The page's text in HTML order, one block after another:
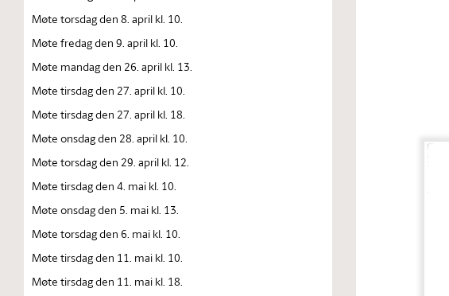
Møte torsdag den 8. april kl. 10.
Møte fredag den 9. april kl. 10.
Møte mandag den 26. april kl. 13.
Møte tirsdag den 27. april kl. 10.
Møte tirsdag den 27. april kl. 18.
Møte onsdag den 28. april kl. 10.
Møte torsdag den 29. april kl. 12.
Møte tirsdag den 4. mai kl. 10.
Møte onsdag den 5. mai kl. 13.
Møte torsdag den 6. mai kl. 10.
Møte tirsdag den 11. mai kl. 10.
Møte tirsdag den 11. mai kl. 18.